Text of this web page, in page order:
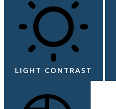
LIGHT CONTRAST